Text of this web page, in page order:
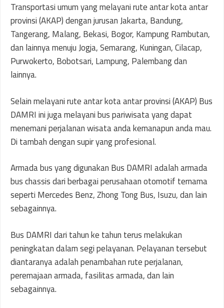
Transportasi umum yang melayani rute antar kota antar
provinsi (AKAP) dengan jurusan Jakarta, Bandung,
Tangerang, Malang, Bekasi, Bogor, Kampung Rambutan,
dan lainnya menuju Jogja, Semarang, Kuningan, Cilacap,
Purwokerto, Bobotsari, Lampung, Palembang dan
lainnya.
Selain melayani rute antar kota antar provinsi (AKAP) Bus
DAMRI ini juga melayani bus pariwisata yang dapat
menemani perjalanan wisata anda kemanapun anda mau.
Di tambah dengan supir yang profesional.
Armada bus yang digunakan Bus DAMRI adalah armada
bus chassis dari berbagai perusahaan otomotif ternama
seperti Mercedes Benz, Zhong Tong Bus, Isuzu, dan lain
sebagainnya.
Bus DAMRI dari tahun ke tahun terus melakukan
peningkatan dalam segi pelayanan. Pelayanan tersebut
diantaranya adalah penambahan rute perjalanan,
peremajaan armada, fasilitas armada, dan lain
sebagainnya.